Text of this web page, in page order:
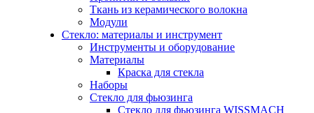
Ткань из керамического волокна
Модули
Стекло: материалы и инструмент
Инструменты и оборудование
Материалы
Краска для стекла
Наборы
Стекло для фьюзинга
Стекло для фьюзинга WISSMACH